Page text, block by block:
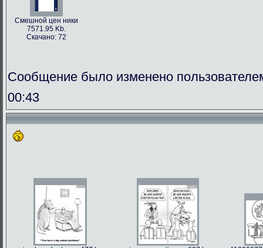
Смешной цен ники
7571.95 Kb.
Скачано: 72
Сообщение было изменено
00:43